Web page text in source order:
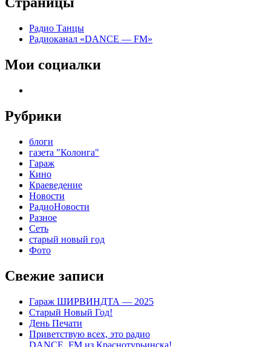
Радио Танцы
Радиоканал «DANCE — FM»
Мои социалки
Рубрики
блоги
газета "Колонга"
Гараж
Кино
Краеведение
Новости
РадиоНовости
Разное
Сеть
старый новый год
Фото
Свежие записи
Гараж ШИРВИНДТА — 2025
Старый Новый Год!
День Печати
Приветствую всех, это радио
DANCE_FM из Краснотурьинска!